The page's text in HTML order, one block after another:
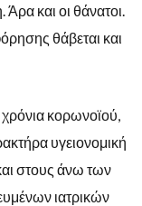
και οι θάνατοι.
θάβεται και
κορωνοϊού,
υγειονομική
στους άνω των
ιατρικών